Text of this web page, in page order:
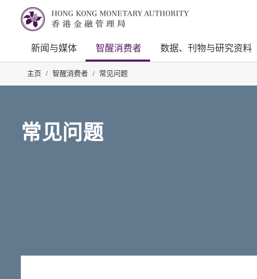
新闻与媒体 智醒消费者 数据、刊物与研究资料
主页 / 智醒消费者 / 常见问题
常见问题